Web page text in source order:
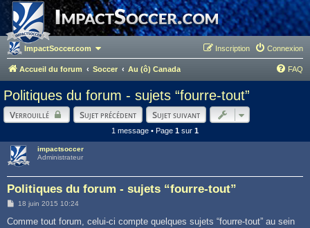
ImpactSoccer.com Connexion
Inscription
Accueil du forum Soccer Au (ô) Canada FAQ
Politiques du forum - sujets “fourre-tout”
Verrouillé Sujet précédent Sujet suivant
1 message • Page 1 sur 1
impactsoccer
Administrateur
Politiques du forum - sujets “fourre-tout”
M
s
18 juin 2015 10:24
Comme tout forum, celui-ci compte quelques sujets “fourre-tout” au sein